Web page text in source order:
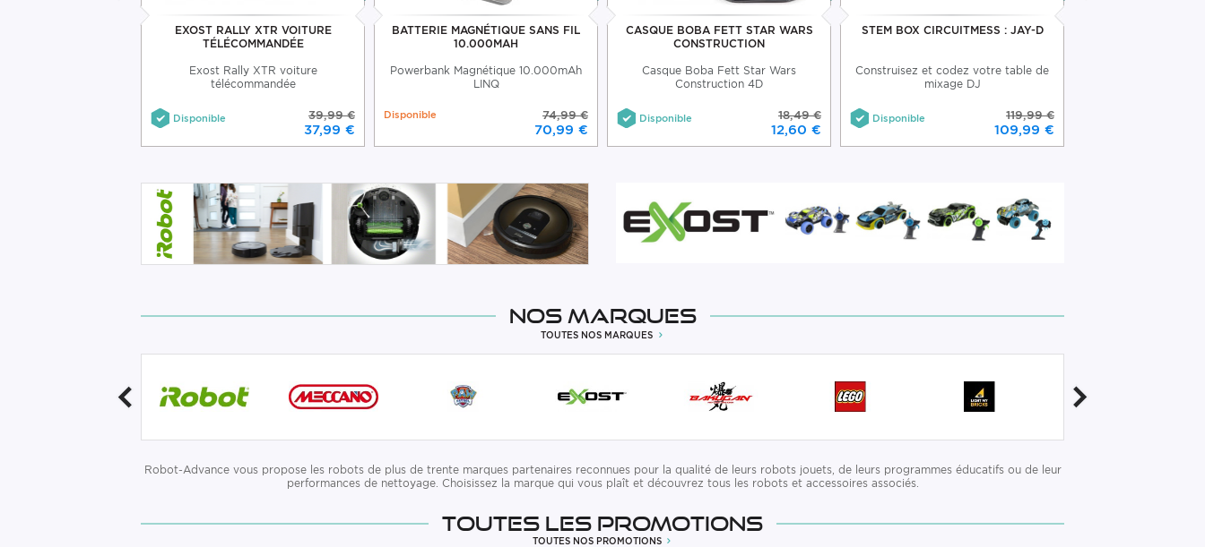
EXOST RALLY XTR VOITURE
TÉLÉCOMMANDÉE
Exost Rally XTR voiture
télécommandée
Disponible 39,99 €
37,99 €
BATTERIE MAGNÉTIQUE SANS FIL
10.000MAH
Powerbank Magnétique 10.000mAh
LINQ
Disponible 74,99 €
70,99 €
CASQUE BOBA FETT STAR WARS
CONSTRUCTION
Casque Boba Fett Star Wars
Construction 4D
Disponible 18,49 €
12,60 €
STEM BOX CIRCUITMESS : JAY-D
Construisez et codez votre table de
mixage DJ
Disponible 119,99 €
109,99 €
Nos marques
TOUTES NOS MARQUES
Robot-Advance vous propose les robots de plus de trente marques partenaires reconnues pour la qualité de leurs robots jouets, de leurs programmes éducatifs ou de leur
performances de nettoyage. Choisissez la marque qui vous plaît et découvrez tous les robots et accessoires associés.
Toutes les promotions
TOUTES NOS PROMOTIONS